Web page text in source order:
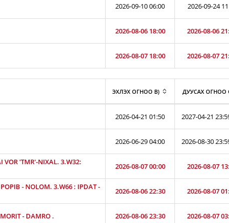
2026-09-10 06:00 2026-09-24
2026-08-06 18:00 2026-08-06
2026-08-07 18:00
2026-08-07
ЭХЛЭХ ОГНОО B) ДУУСАХ ОГНОО
2026-04-21 01:50 2027-04-21
2026-06-29 04:00 2026-08-30
VOR 'TMR'-NIXAL. 3.W32:
2026-08-07 00:00 2026-08-07
- NOLOM. 3.W66 : IPDAT -
2026-08-06 22:30 2026-08-07
- DAMRO . 2026-08-06 23:30 2026-08-07